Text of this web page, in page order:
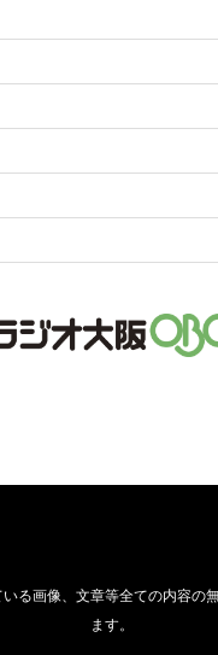
る画像、文章等全ての内容の
ます。